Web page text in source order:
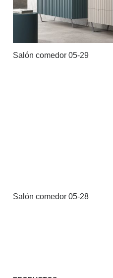
Salón comedor 05-29
Salón comedor 05-28